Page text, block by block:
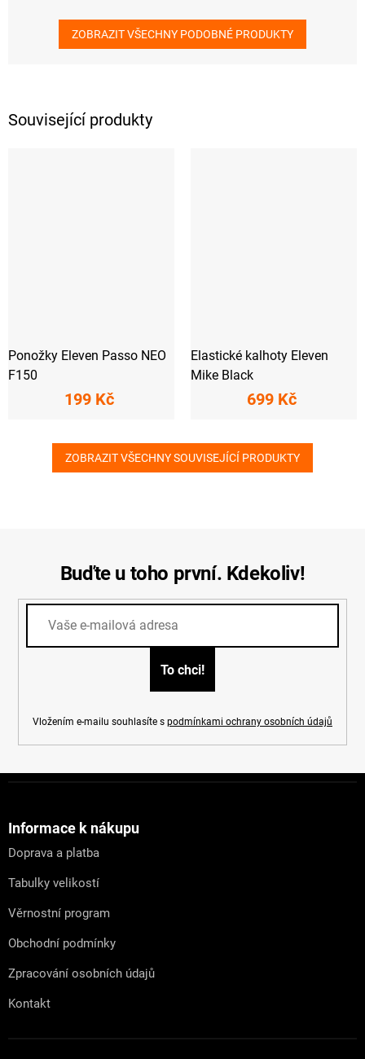
Související produkty
Ponožky Eleven Passo NEO
F150
199 Kč
Elastické kalhoty Eleven
Mike Black
699 Kč
ZOBRAZIT VŠECHNY SOUVISEJÍCÍ PRODUKTY
ZOBRAZIT VŠECHNY PODOBNÉ PRODUKTY
Buďte u toho první. Kdekoliv!
Vložením e-mailu souhlasíte s podmínkami ochrany osobních údajů
Informace k nákupu
Doprava a platba
Tabulky velikostí
Věrnostní program
Obchodní podmínky
Zpracování osobních údajů
Kontakt